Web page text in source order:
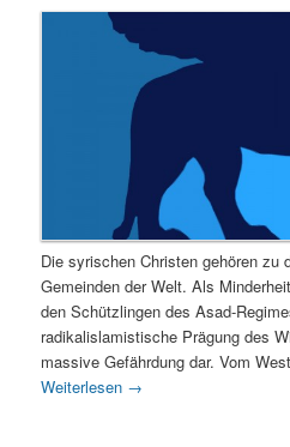
Die syrischen Christen gehören zu
Gemeinden der Welt. Als
den Schützlingen des Asad-
radikalislamistische Prägung des
massive Gefährdung dar. Vom
Weiterlesen →